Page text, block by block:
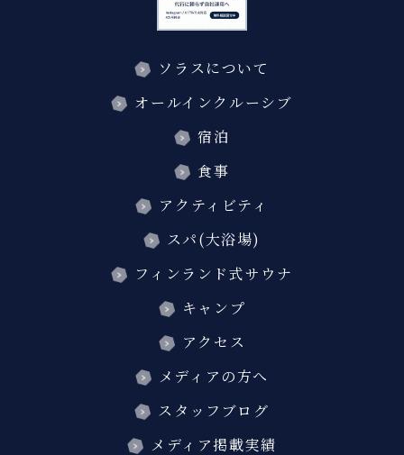
ソラスについて
オールインクルーシブ
宿泊
食事
アクティビティ
スパ(大浴場)
フィンランド式サウナ
キャンプ
アクセス
メディアの方へ
スタッフブログ
メディア掲載実績